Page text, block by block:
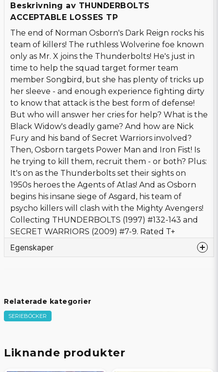
Beskrivning av THUNDERBOLTS
ACCEPTABLE LOSSES TP
The end of Norman Osborn's Dark Reign rocks his
team of killers! The ruthless Wolverine foe known
only as Mr. X joins the Thunderbolts! He's just in
time to help the squad target former team
member Songbird, but she has plenty of tricks up
her sleeve - and enough experience fighting dirty
to know that attack is the best form of defense!
But who will answer her cries for help? What is the
Black Widow's deadly game? And how are Nick
Fury and his band of Secret Warriors involved?
Then, Osborn targets Power Man and Iron Fist! Is
he trying to kill them, recruit them - or both? Plus:
It's on as the Thunderbolts set their sights on
1950s heroes the Agents of Atlas! And as Osborn
begins his insane siege of Asgard, his team of
psycho killers will clash with the Mighty Avengers!
Collecting THUNDERBOLTS (1997) #132-143 and
SECRET WARRIORS (2009) #7-9. Rated T+
Egenskaper
Författare
Tecknare
Beg/Nytt
Nytt Obegagnat
Relaterade kategorier
SERIEBÖCKER
Liknande produkter